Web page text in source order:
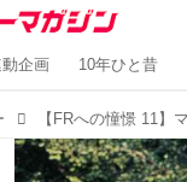
企画 10年ひと昔